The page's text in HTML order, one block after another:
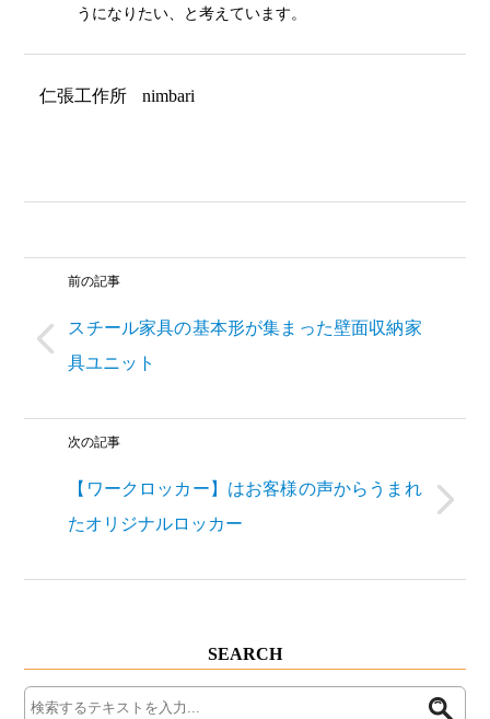
うになりたい、と考えています。
仁張工作所 nimbari
前の記事
スチール家具の基本形が集まった壁面収納家
具ユニット
次の記事
【ワークロッカー】はお客様の声からうまれ
たオリジナルロッカー
SEARCH